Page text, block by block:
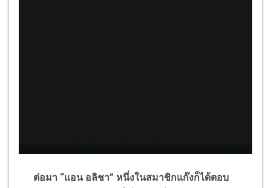
ต่อมา “แอน อลิชา” หนึ่งในสมาชิกแก๊งก็ได้ตอบ